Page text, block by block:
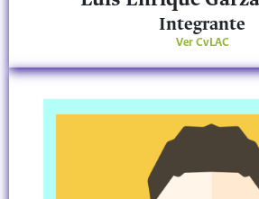
Integrante
Ver CvLAC